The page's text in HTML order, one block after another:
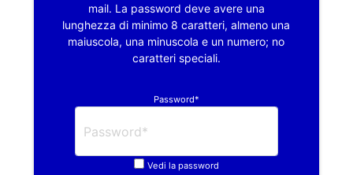
mail. La password deve avere una
lunghezza di minimo 8 caratteri, almeno una
maiuscola, una minuscola e un numero; no
caratteri speciali.
Password*
Vedi la password